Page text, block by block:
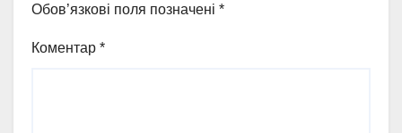
Обов’язкові поля позначені *
Коментар *